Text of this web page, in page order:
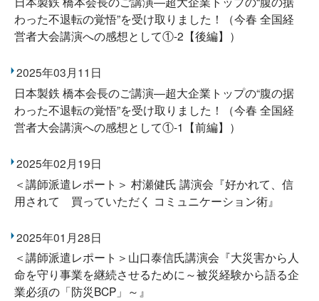
わった不退転の覚悟”を受け取りました！（今春 全国経
営者大会講演への感想として①-2【後編】）
2025年03月11日
日本製鉄 橋本会長のご講演―超大企業トップの“腹の据
わった不退転の覚悟”を受け取りました！（今春 全国経
営者大会講演への感想として①-1【前編】）
2025年02月19日
＜講師派遣レポート＞ 村瀬健氏 講演会『好かれて、信
用されて 買っていただく コミュニケーション術』
2025年01月28日
＜講師派遣レポート＞山口泰信氏講演会『大災害から人
命を守り事業を継続させるために～被災経験から語る企
業必須の「防災BCP」～』